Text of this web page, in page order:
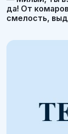
да! От
смелость,